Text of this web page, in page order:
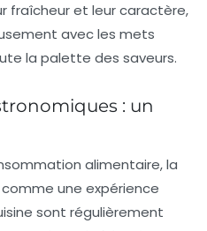
fraîcheur et leur caractère,
avec les mets
la palette des saveurs.
: un
alimentaire, la
une expérience
sont régulièrement